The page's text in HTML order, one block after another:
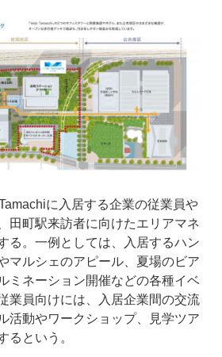
に入居する企業の従業員や
田町駅来訪者に向けたエリアマネ
る。一例としては、入居するハン
マルシェのアピール、夏場のビア
ミネーション開催などの各種イベ
業員向けには、入居企業間の交流
活動やワークショップ、見学ツア
るという。